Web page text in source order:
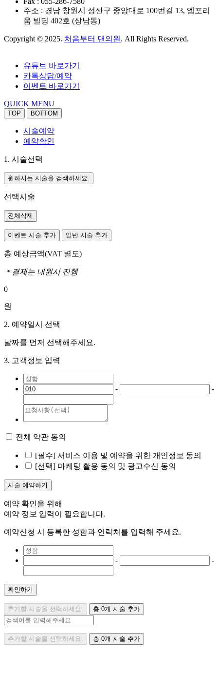
주소 : 경남 창원시 성산구 중앙대로 100번길 13, 엠포리
움 빌딩 402호 (상남동)
Copyright © 2025. 처음부터 댄의원 . All Rights Reserved.
유튜브 바로가기
카톡상담/예약
이벤트 바로가기
QUICK MENU
TOP BOTTOM
시술예약
예약확인
1. 시술선택
원하시는 시술을 검색하세요.
선택시술
전체삭제
이벤트 시술 추가 일반 시술 추가
총 예상금액(VAT 별도)
＊결제는 내원시 진행
0
원
2. 예약일시 선택
날짜를 먼저 선택해주세요.
3. 고객정보 입력
- -
전체 약관 동의
[필수] 서비스 이용 및 예약을 위한 개인정보 동의
[선택] 마케팅 활용 동의 및 광고수신 동의
시술 예약하기
예약 확인을 위해
예약 정보 입력이 필요합니다.
예약신청 시 등록한 성함과 연락처를 입력해 주세요.
- -
확인하기
추가할 시술을 선택하세요. 총 0개 시술 추가
추가할 시술을 선택하세요. 총 0개 시술 추가